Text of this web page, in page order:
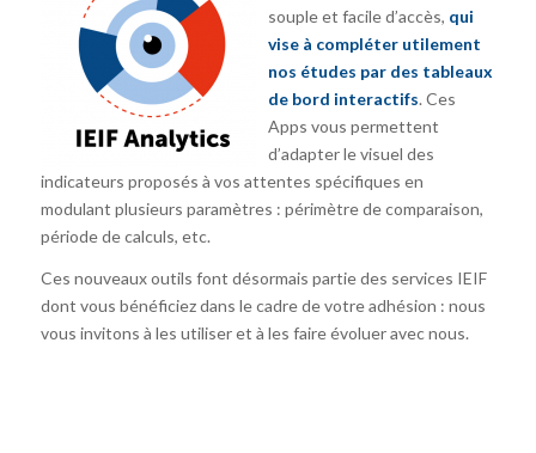
souple et facile d’accès, qui
vise à compléter utilement
nos études par des tableaux
de bord interactifs. Ces
Apps vous permettent
d’adapter le visuel des
indicateurs proposés à vos attentes spécifiques en
modulant plusieurs paramètres : périmètre de comparaison,
période de calculs, etc.
Ces nouveaux outils font désormais partie des services IEIF
dont vous bénéficiez dans le cadre de votre adhésion : nous
vous invitons à les utiliser et à les faire évoluer avec nous.